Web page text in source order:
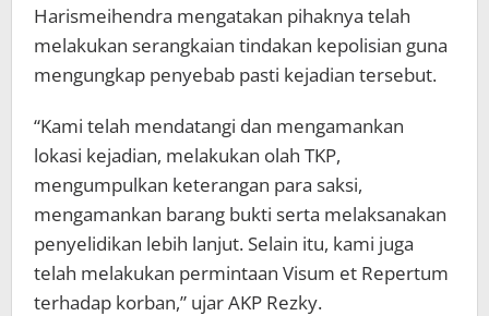
Harismeihendra mengatakan pihaknya telah
melakukan serangkaian tindakan kepolisian guna
mengungkap penyebab pasti kejadian tersebut.
“Kami telah mendatangi dan mengamankan
lokasi kejadian, melakukan olah TKP,
mengumpulkan keterangan para saksi,
mengamankan barang bukti serta melaksanakan
penyelidikan lebih lanjut. Selain itu, kami juga
telah melakukan permintaan Visum et Repertum
terhadap korban,” ujar AKP Rezky.